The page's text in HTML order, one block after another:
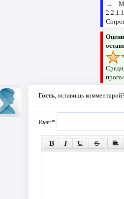
→
Гость, оставишь
Имя:*